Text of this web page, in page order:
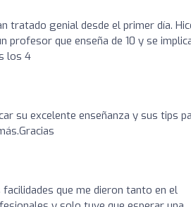
tratado genial desde el primer día.
profesor que enseña de 10 y se
los 4
su excelente enseñanza y sus tips
que me dieron tanto en el